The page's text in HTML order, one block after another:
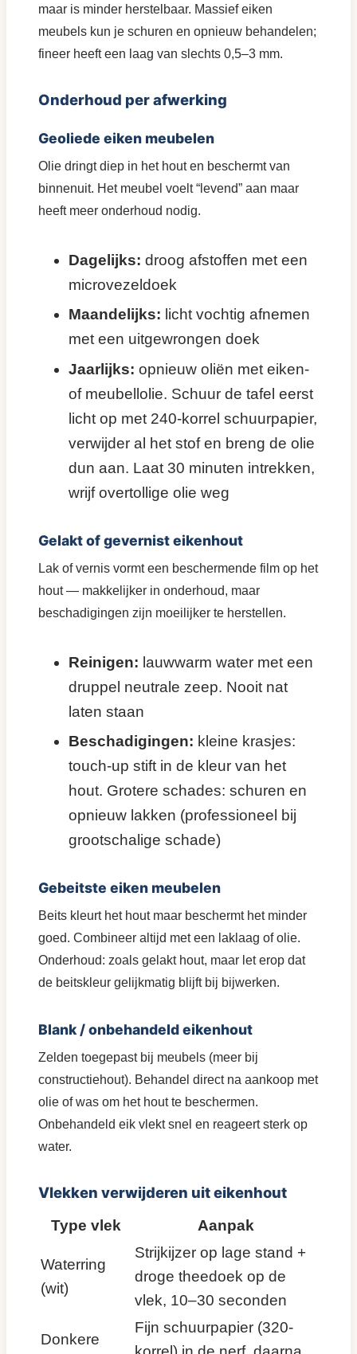
maar is minder herstelbaar. Massief eiken
meubels kun je schuren en opnieuw behandelen;
fineer heeft een laag van slechts 0,5–3 mm.
Onderhoud per afwerking
Geoliede eiken meubelen
Olie dringt diep in het hout en beschermt van
binnenuit. Het meubel voelt “levend” aan maar
heeft meer onderhoud nodig.
Dagelijks: droog afstoffen met een
microvezeldoek
Maandelijks: licht vochtig afnemen
met een uitgewrongen doek
Jaarlijks: opnieuw oliën met eiken-
of meubellolie. Schuur de tafel eerst
licht op met 240-korrel schuurpapier,
verwijder al het stof en breng de olie
dun aan. Laat 30 minuten intrekken,
wrijf overtollige olie weg
Gelakt of gevernist eikenhout
Lak of vernis vormt een beschermende film op het
hout — makkelijker in onderhoud, maar
beschadigingen zijn moeilijker te herstellen.
Reinigen: lauwwarm water met een
druppel neutrale zeep. Nooit nat
laten staan
Beschadigingen: kleine krasjes:
touch-up stift in de kleur van het
hout. Grotere schades: schuren en
opnieuw lakken (professioneel bij
grootschalige schade)
Gebeitste eiken meubelen
Beits kleurt het hout maar beschermt het minder
goed. Combineer altijd met een laklaag of olie.
Onderhoud: zoals gelakt hout, maar let erop dat
de beitskleur gelijkmatig blijft bij bijwerken.
Blank / onbehandeld eikenhout
Zelden toegepast bij meubels (meer bij
constructiehout). Behandel direct na aankoop met
olie of was om het hout te beschermen.
Onbehandeld eik vlekt snel en reageert sterk op
water.
Vlekken verwijderen uit eikenhout
Type vlek Aanpak
Waterring
(wit)
Strijkijzer op lage stand +
droge theedoek op de
vlek, 10–30 seconden
Donkere
Fijn schuurpapier (320-